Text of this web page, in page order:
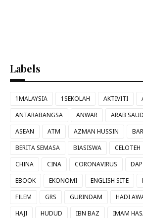
Labels
1MALAYSIA 1SEKOLAH AKTIVITI
ANTARABANGSA
ANWAR ARAB
ASEAN
ATM AZMAN HUSSIN
BERITA SEMASA
BIASISWA CELOTEH
CHINA
CINA CORONAVIRUS DAP
EBOOK
EKONOMI ENGLISH SITE
FILEM
GRS GURINDAM HADI
HAJI
HUDUD IBN BAZ
IMAM